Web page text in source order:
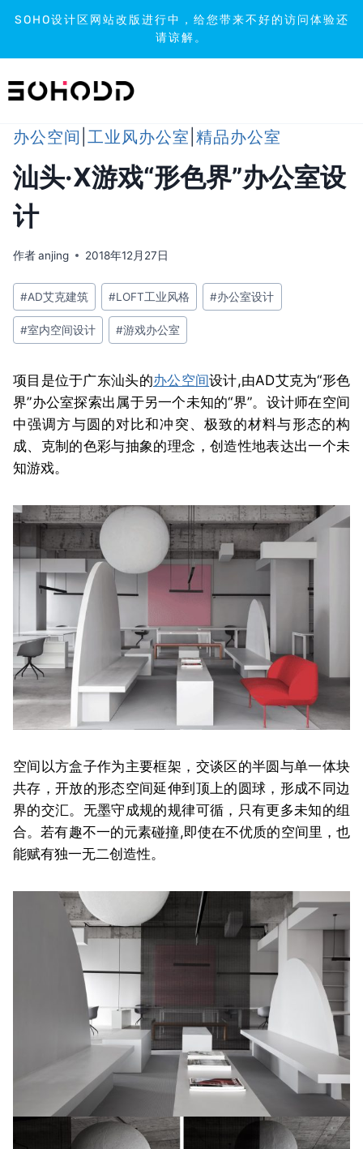
SOHO设计区网站改版进行中，给您带来不好的访问体验还
请谅解。
到
办公空间 工业风办公室 精品办公室
汕头·X游戏“形色界”办公室设
计
作者anjing 2018年12月27日
文
章
标
#AD艾克建筑 #LOFT工业风格 #办公室设计
#室内空间设计 #游戏办公室
项目是位于广东汕头的办公空间设计,由AD艾克为“形色
界”办公室探索出属于另一个未知的“界”。设计师在空间
中强调方与圆的对比和冲突、极致的材料与形态的构
成、克制的色彩与抽象的理念，创造性地表达出一个未
知游戏。
空间以方盒子作为主要框架，交谈区的半圆与单一体块
共存，开放的形态空间延伸到顶上的圆球，形成不同边
界的交汇。无墨守成规的规律可循，只有更多未知的组
合。若有趣不一的元素碰撞,即使在不优质的空间里，也
能赋有独一无二创造性。